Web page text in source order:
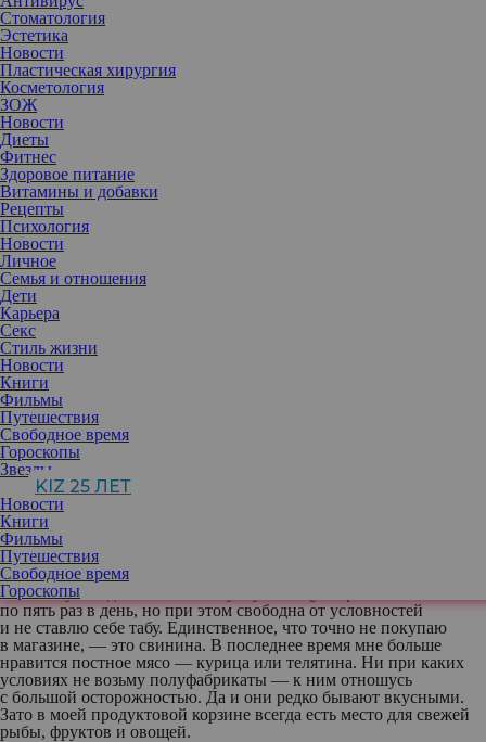
Стоматология
Эстетика
Новости
Пластическая хирургия
Косметология
ЗОЖ
Новости
Диеты
Фитнес
Здоровое питание
Витамины и добавки
Рецепты
Психология
Новости
Личное
Семья и отношения
Дети
Карьера
Секс
Стиль жизни
Новости
Книги
Фильмы
Путешествия
Свободное время
Гороскопы
Звезды
KIZ 25 ЛЕТ
Новости
Книги
Фильмы
Путешествия
Свободное время
Гороскопы
Войти во вкус
У меня культ еды. Я люблю вкусную пищу и трапезничаю
по пять раз в день, но при этом свободна от условностей
и не ставлю себе табу. Единственное, что точно не покупаю
в магазине, — это свинина. В последнее время мне больше
нравится постное мясо — курица или телятина. Ни при каких
условиях не возьму полуфабрикаты — к ним отношусь
с большой осторожностью. Да и они редко бывают вкусными.
Зато в моей продуктовой корзине всегда есть место для свежей
рыбы, фруктов и овощей.